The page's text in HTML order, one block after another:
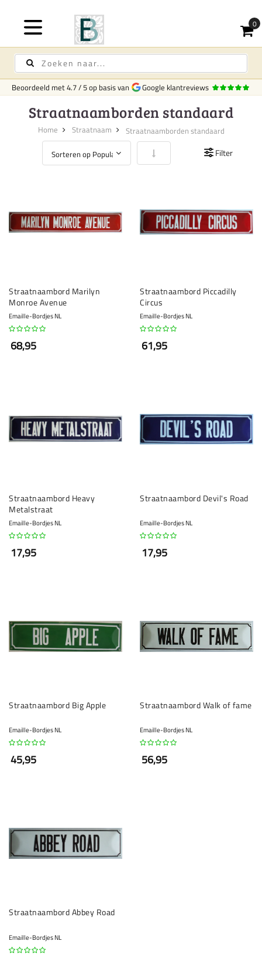
Beoordeeld met4.7/5op basis van Google klantreviews
Straatnaamborden standaard
Home Straatnaam Straatnaamborden standaard
Van laag naar hoog sorteren
Filter
Straatnaambord Marilyn
Monroe Avenue
Emaille-Bordjes NL
68,95
Straatnaambord Piccadilly
Circus
Emaille-Bordjes NL
61,95
Straatnaambord Heavy
Metalstraat
Emaille-Bordjes NL
17,95
Straatnaambord Devil's Road
Emaille-Bordjes NL
17,95
Straatnaambord Big Apple
Emaille-Bordjes NL
45,95
Straatnaambord Walk of fame
Emaille-Bordjes NL
56,95
Straatnaambord Abbey Road
Emaille-Bordjes NL